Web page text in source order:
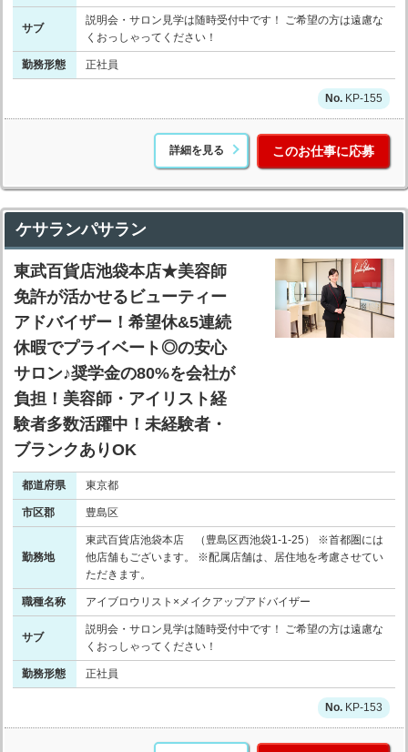
サブ
説明会・サロン見学は随時受付中です！ ご希望の方は遠慮な
くおっしゃってください！
勤務形態 正社員
KP-155
詳細を見る このお仕事に応募
ケサランパサラン
東武百貨店池袋本店★美容師
免許が活かせるビューティー
アドバイザー！希望休&5連続
休暇でプライベート◎の安心
サロン♪奨学金の80%を会社が
負担！美容師・アイリスト経
験者多数活躍中！未経験者・
ブランクありOK
都道府県 東京都
市区郡 豊島区
勤務地
東武百貨店池袋本店 （豊島区西池袋1-1-25） ※首都圏には
他店舗もございます。 ※配属店舗は、居住地を考慮させてい
ただきます。
職種名称 アイブロウリスト×メイクアップアドバイザー
サブ
説明会・サロン見学は随時受付中です！ ご希望の方は遠慮な
くおっしゃってください！
勤務形態 正社員
KP-153